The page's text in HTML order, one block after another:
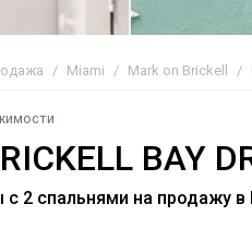
Miami Mark on Brickell
BAY
с 2 спальнями на продажу в